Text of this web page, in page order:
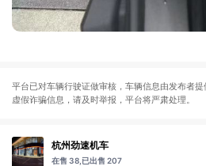
平台已对车辆行驶证做审核，车辆信息由发布者
虚假诈骗信息，请及时举报，平台将严肃处理。
杭州劲速机车
在售 38, 已出售 207